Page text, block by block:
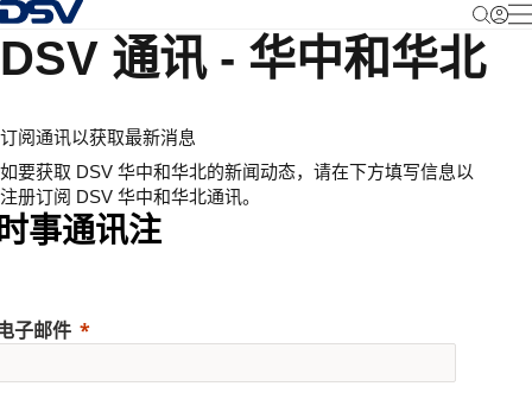
返回首页
DSV 通讯 - 华中和华北
订阅通讯以获取最新消息
如要获取 DSV 华中和华北的新闻动态，请在下方填写信息以
注册订阅 DSV 华中和华北通讯。
事通讯注
子邮件